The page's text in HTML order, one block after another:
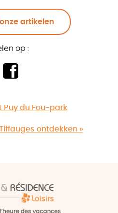
artikelen
op :
Puy du Fou-park
ontdekken »